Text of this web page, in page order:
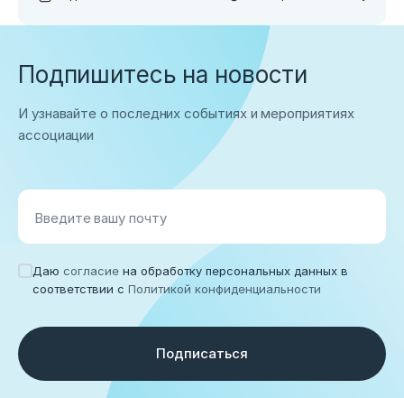
Подпишитесь на новости
И узнавайте о последних событиях и мероприятиях
ассоциации
Введите вашу почту
Даю согласие на обработку персональных данных в
соответствии с Политикой конфиденциальности
Подписаться